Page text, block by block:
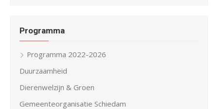
Programma
Programma 2022-2026
Duurzaamheid
Dierenwelzijn & Groen
Gemeenteorganisatie Schiedam